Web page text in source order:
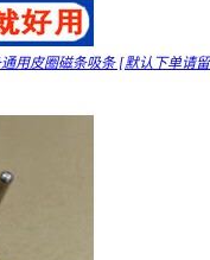
用皮圈磁条吸条 [默认下单请留